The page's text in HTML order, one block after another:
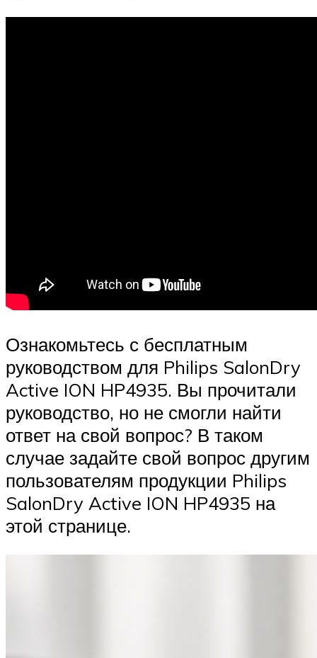
Ознакомьтесь с бесплатным
руководством для Philips SalonDry
Active ION HP4935. Вы прочитали
руководство, но не смогли найти
ответ на свой вопрос? В таком
случае задайте свой вопрос другим
пользователям продукции Philips
SalonDry Active ION HP4935 на
этой странице.